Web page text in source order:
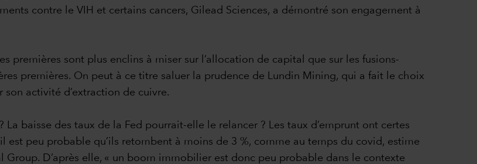
contre le VIH et certains cancers, Gilead Sciences, a démontré son engagement à
premières sont plus enclins à miser sur l’allocation de capital que sur les fusions-
premières. On peut à ce titre saluer la prudence de Lundin Mining, qui a fait le choix
son activité d’extraction de cuivre.
baisse des taux de la Fed pourrait-elle le relancer ? Les taux d’emprunt ont certes
est peu probable qu’ils retombent à moins de 3 %, comme au temps du covid, estime
D’après elle, « un boom immobilier est donc peu probable dans le contexte